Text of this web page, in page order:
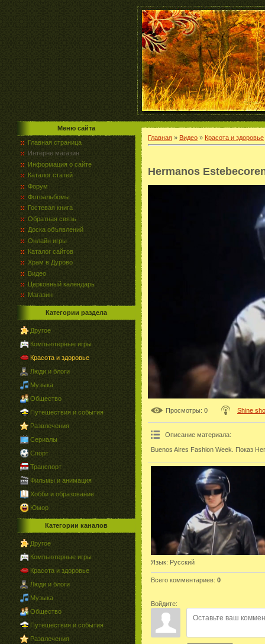
Меню сайта
Главная страница
Интерне магазин
Информация о сайте
Каталог статей
Форум
Фотоальбомы
Гостевая книга
Обратная связь
Доска объявлений
Онлайн игры
Каталог сайтов
Храм в Дурово
Видео
Церковный календарь
Магазин
Категории раздела
Другое
Компьютерные игры
Красота и здоровье
Люди и блоги
Музыка
Общество
Путешествия и события
Развлечения
Сериалы
Спорт
Транспорт
Фильмы и анимация
Хобби и образование
Юмор
Категории каналов
Другое
Компьютерные игры
Красота и здоровье
Люди и блоги
Музыка
Общество
Путешествия и события
Развлечения
Главная » Видео » Красота и здоровье
Hermanos
Просмотры: 0 Shine
Описание материала:
Buenos Aires Fashion Week. Показ
Язык: Русский
Всего комментариев: 0
Войдите: